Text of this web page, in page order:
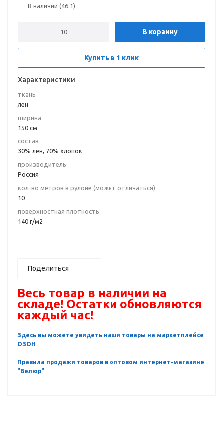
В наличии (46.1)
В корзину
Купить в 1 клик
Характеристики
ткань
лен
ширина
150 см
состав
30% лен, 70% хлопок
производитель
Россия
кол-во метров в рулоне (может отличаться)
10
поверхностная плотность
140 г/м2
Поделиться
Весь товар в наличии на
складе! Остатки обновляются
каждый час!
Здесь вы можете увидеть наши товары на маркетплейсе
ОЗОН
Правила продажи товаров в оптовом интернет-магазине
"Велюр"